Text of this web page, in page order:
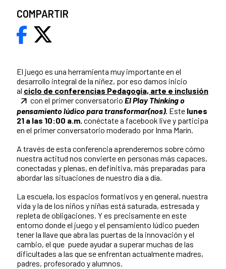
El juego es una herramienta muy importante en el
desarrollo integral de la niñez, por eso damos inicio
al ciclo de conferencias Pedagogía, arte e inclusión
con el primer conversatorio El Play Thinking o
pensamiento lúdico para transformar(nos). Este lunes
21 a las 10:00 a.m. conéctate a facebook live y participa
en el primer conversatorio moderado por Inma Marín.
A través de esta conferencia aprenderemos sobre cómo
nuestra actitud nos convierte en personas más capaces,
conectadas y plenas, en definitiva, más preparadas para
abordar las situaciones de nuestro día a día.
La escuela, los espacios formativos y en general, nuestra
vida y la de los niños y niñas está saturada, estresada y
repleta de obligaciones. Y es precisamente en este
entorno donde el juego y el pensamiento lúdico pueden
tener la llave que abra las puertas de la innovación y el
cambio, el que puede ayudar a superar muchas de las
dificultades a las que se enfrentan actualmente madres,
padres, profesorado y alumnos.
COMPARTIR